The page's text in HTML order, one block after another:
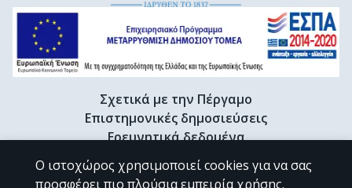
Σχετικά με την Πέργαμο
Επιστημονικές δημοσιεύσεις
Ερευνητικά δεδομένα
Διδακτορικές διατριβές & Γκρίζα βιβλιογραφία
Προφίλ Ερευνητή
Ο ιστοχώρος χρησιμοποιεί cookies για να σας
προσφέρει πιο πλούσια εμπειρία χρήσης.